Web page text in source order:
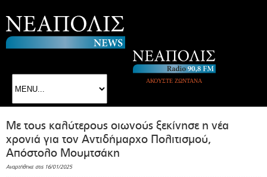
ΑΚΟΥΣΤΕ ΖΩΝΤΑΝΑ
Με τους καλύτερους οιωνούς ξεκίνησε η νέα
χρονιά για τον Αντιδήμαρχο Πολιτισμού,
Απόστολο Μουμτσάκη
Αναρτήθηκε στις 16/01/2025